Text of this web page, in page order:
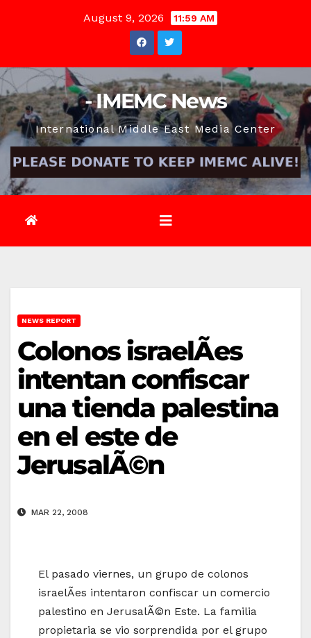
August 9, 2026 11:59 AM
- IMEMC News
International Middle East Media Center
NEWS REPORT
Colonos israelÃ­es
intentan confiscar
una tienda palestina
en el este de
JerusalÃ©n
MAR 22, 2008
El pasado viernes, un grupo de colonos
israelÃ­es intentaron confiscar un comercio
palestino en JerusalÃ©n Este. La familia
propietaria se vio sorprendida por el grupo